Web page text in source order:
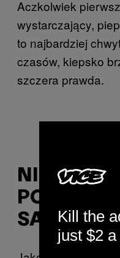
Aczkolwiek
wystarczający,
to najbardziej
czasów, kiepsko
szczera prawda.
NIE DAJ SIĘ
Kill the
just $2